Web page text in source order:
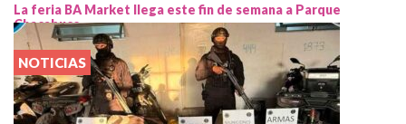
La feria BA Market llega este fin de semana a Parque
Chacabuco
NOTICIAS